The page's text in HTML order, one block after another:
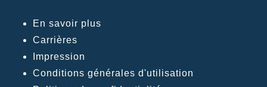
En savoir plus
Carrières
Impression
Conditions générales d'utilisation